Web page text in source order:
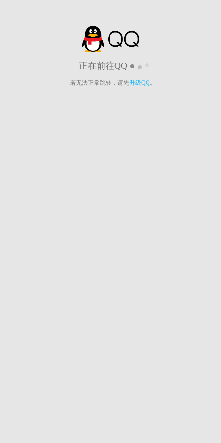
正在前往QQ
若无法正常跳转，请先升级QQ。